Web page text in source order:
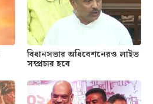
বিধানসভার অধিবেশনেরও লাইভ
সম্প্রচার হবে